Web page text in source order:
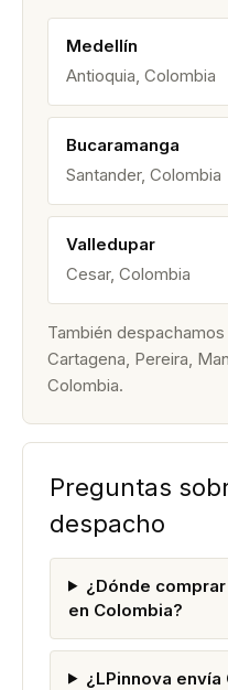
Medellín
Antioquia, Colombia
Bucaramanga
Santander, Colombia
Valledupar
Cesar, Colombia
También despachamos
Cartagena, Pereira,
Colombia.
Preguntas
despacho
¿Dónde comprar
en Colombia?
¿LPinnova envía